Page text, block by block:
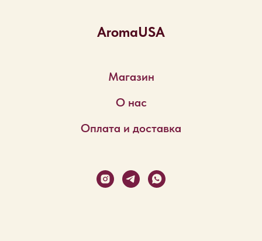
AromaUSA
Магазин
О нас
Оплата и доставка